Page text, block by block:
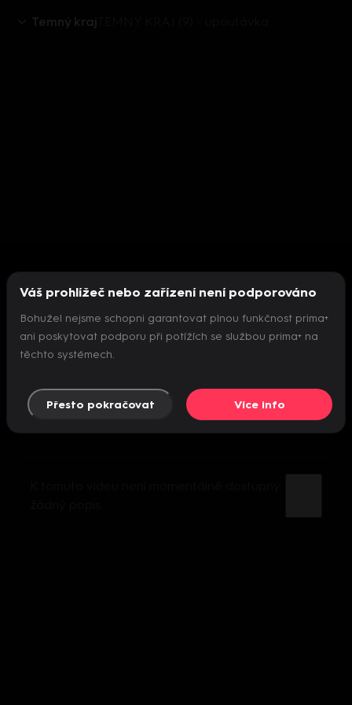
Temný kraj
Nepodařilo se inicializovat přehrávač
Váš prohlížeč nebo zařízení není podporováno
Bohužel nejsme schopni garantovat plnou funkčnost prima+
ani poskytovat podporu při potížích se službou prima+ na
těchto systémech.
Přesto pokračovat Více info